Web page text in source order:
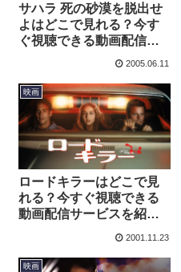
サハラ 死の砂漠を脱出せ
よはどこで見れる？今す
ぐ視聴できる動画配信サ
2005.06.11
映画
ロードキラーはどこで見
れる？今すぐ視聴できる
動画配信サービスを紹
2001.11.23
映画